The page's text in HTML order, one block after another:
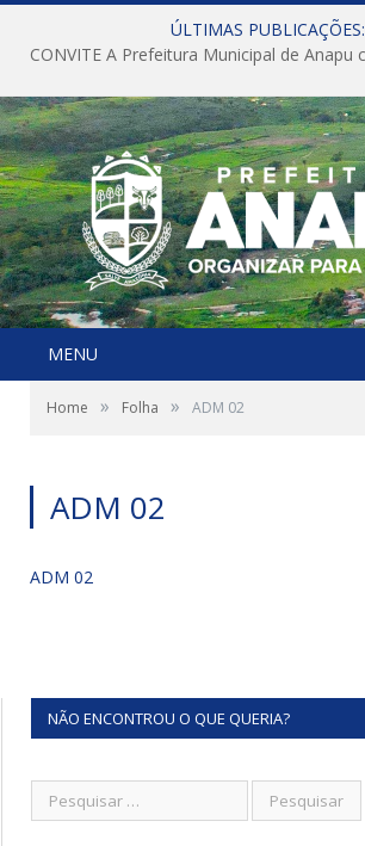
ÚLTIMAS PUBLICAÇÕES:
MENU
Home » Folha » ADM 02
ADM 02
ADM 02
NÃO ENCONTROU O QUE QUERIA?